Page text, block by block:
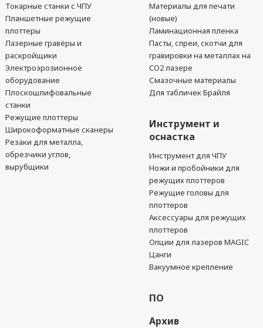
Токарные станки с ЧПУ
Планшетные режущие
плоттеры
Лазерные гравёры и
раскройщики
Электроэрозионное
оборудование
Плоскошлифовальные
станки
Режущие плоттеры
Широкоформатные сканеры
Резаки для металла,
обрезчики углов,
вырубщики
Материалы для печати
(новые)
Ламинационная пленка
Пасты, спреи, скотчи для
гравировки на металлах на
CO2 лазере
Смазочные материалы
Для табличек Брайля
Инструмент и
оснастка
Инструмент для ЧПУ
Ножи и пробойники для
режущих плоттеров
Режущие головы для
плоттеров
Аксессуары для режущих
плоттеров
Опции для лазеров MAGIC
Цанги
Вакуумное крепление
ПО
Архив